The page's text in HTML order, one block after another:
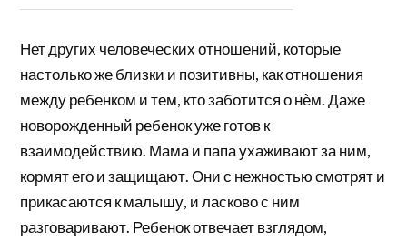
Нет других человеческих отношений, которые
настолько же близки и позитивны, как отношения
между ребенком и тем, кто заботится о нѐм. Даже
новорожденный ребенок уже готов к
взаимодействию. Мама и папа ухаживают за ним,
кормят его и защищают. Они с нежностью смотрят и
прикасаются к малышу, и ласково с ним
разговаривают. Ребенок отвечает взглядом,